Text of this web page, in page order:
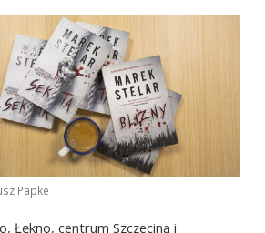
Papke
Łękno, centrum Szczecina i